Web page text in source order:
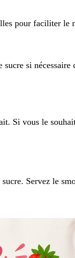
pour faciliter le
si
Si vous le
Servez le